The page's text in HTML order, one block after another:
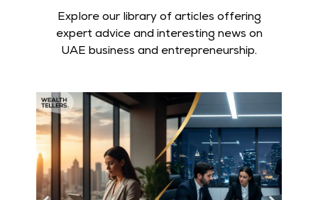
Explore our library of articles offering
expert advice and interesting news on
UAE business and entrepreneurship.